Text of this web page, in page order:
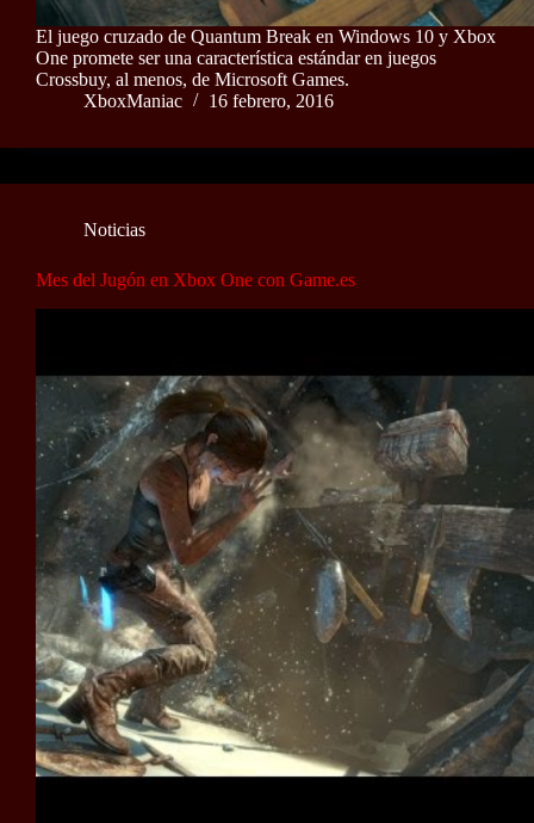
El juego cruzado de Quantum Break en Windows 10 y Xbox
One promete ser una característica estándar en juegos
Crossbuy, al menos, de Microsoft Games.
XboxManiac
16 febrero, 2016
Noticias
Mes del Jugón en Xbox One con Game.es